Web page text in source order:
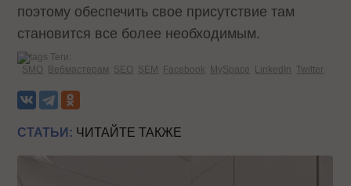
поэтому обеспечить свое присутствие там
становится все более необходимым.
Теги:
SMO Вебмастерам SEO SEM Facebook MySpace LinkedIn Twitter
СТАТЬИ: ЧИТАЙТЕ ТАКЖЕ